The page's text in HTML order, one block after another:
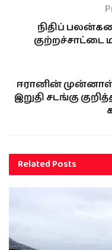
நிதிப்
குற்றச்சாட்டை
ஈரானின்
இறுதி சடங்கு
RelatedPosts